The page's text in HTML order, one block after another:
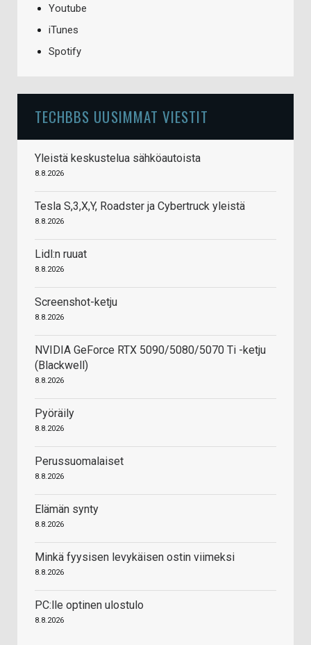
Youtube
iTunes
Spotify
TECHBBS UUSIMMAT VIESTIT
Yleistä keskustelua sähköautoista
8.8.2026
Tesla S,3,X,Y, Roadster ja Cybertruck yleistä
8.8.2026
Lidl:n ruuat
8.8.2026
Screenshot-ketju
8.8.2026
NVIDIA GeForce RTX 5090/5080/5070 Ti -ketju
(Blackwell)
8.8.2026
Pyöräily
8.8.2026
Perussuomalaiset
8.8.2026
Elämän synty
8.8.2026
Minkä fyysisen levykäisen ostin viimeksi
8.8.2026
PC:lle optinen ulostulo
8.8.2026